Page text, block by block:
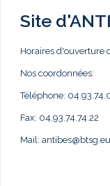
Site
Horaires d'ouverture
Nos coordonnées:
Téléphone:
Fax: 04.93.74.74.22
Mail: antibes@btsg.eu